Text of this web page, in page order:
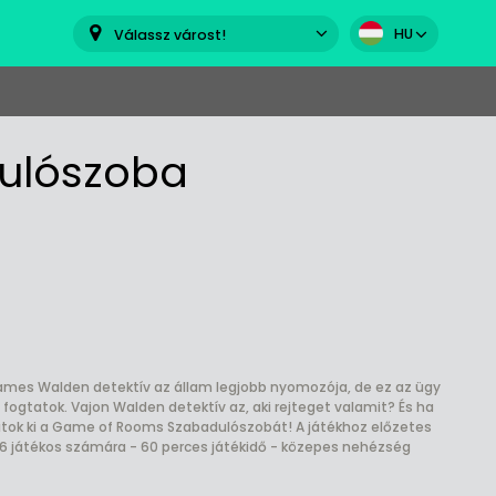
Válassz várost! HU
Walden detektív az állam legjobb nyomozója, de ez az ügy
Vajon Walden detektív az, aki rejteget valamit? És ha
ki a Game of Rooms Szabadulószobát! A játékhoz előzetes
számára - 60 perces játékidő - közepes nehézség